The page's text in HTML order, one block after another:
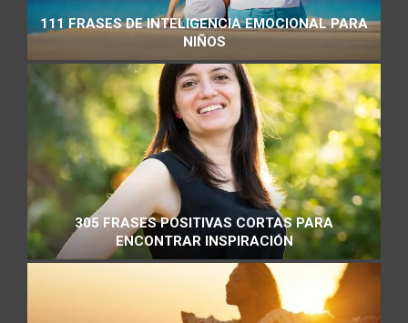
111 FRASES DE INTELIGENCIA EMOCIONAL PARA
NIÑOS
305 FRASES POSITIVAS CORTAS PARA
ENCONTRAR INSPIRACIÓN